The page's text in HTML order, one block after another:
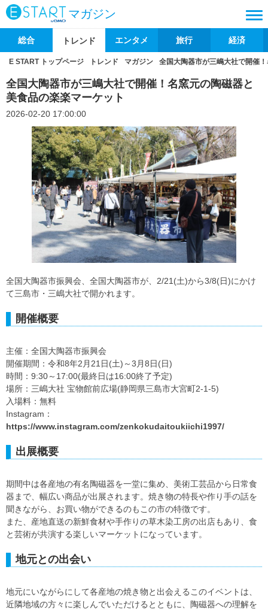
マガジン
総合 トレンド エンタメ 旅行 経済
E START トップページ トレンド マガジン 全国大陶器市が三嶋大社で開催
全国大陶器市が三嶋大社で開催！名窯元の陶磁器と
美食品の楽楽マーケット
2026-02-20 17:00:00
全国大陶器市振興会、全国大陶器市が、2/21(土)から3/8(日)にかけ
て三島市・三嶋大社で開かれます。
開催概要
主催：全国大陶器市振興会
開催期間：令和8年2月21日(土)～3月8日(日)
時間：9:30～17:00(最終日は16:00終了予定)
場所：三嶋大社 宝物館前広場(静岡県三島市大宮町2-1-5)
入場料：無料
Instagram：
https://www.instagram.com/zenkokudaitoukiichi1997/
出展概要
期間中は各産地の有名陶磁器を一堂に集め、美術工芸品から日常食
器まで、幅広い商品が出展されます。焼き物の特長や作り手の話を
聞きながら、お買い物ができるのもこの市の特徴です。
また、産地直送の新鮮食材や手作りの草木染工房の出店もあり、食
と芸術が共演する楽しいマーケットになっています。
地元との出会い
地元にいながらにして各産地の焼き物と出会えるこのイベントは、
近隣地域の方々に楽しんでいただけるとともに、陶磁器への理解を